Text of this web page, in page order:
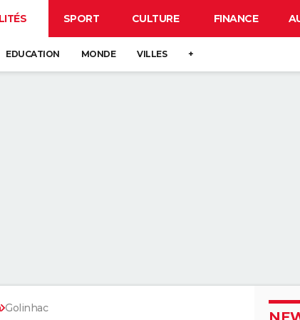
SPORT CULTURE FINANCE
EDUCATION MONDE VILLES +
Golinhac